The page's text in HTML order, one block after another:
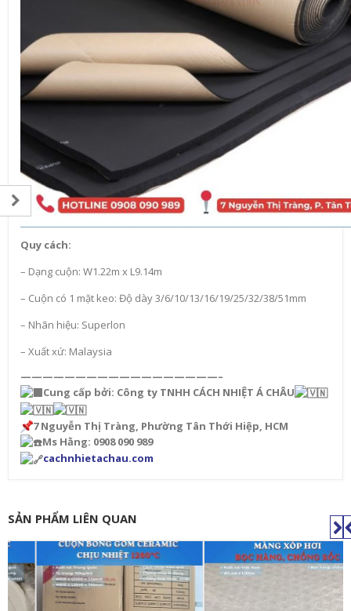
Quy cách:
– Dạng cuộn: W1.22m x L9.14m
– Cuộn có 1 mặt keo: Độ dày 3/6/10/13/16/19/25/32/38/51mm
– Nhãn hiệu: Superlon
– Xuất xứ: Malaysia
——————————————————–
Cung cấp bởi: Công ty TNHH CÁCH NHIỆT Á CHÂU
7 Nguyễn Thị Tràng, Phường Tân Thới Hiệp, HCM
Ms Hằng: 0908 090 989
cachnhietachau.com
SẢN PHẨM LIÊN QUAN